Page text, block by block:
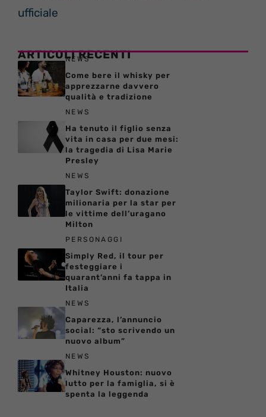
ufficiale
ARTICOLI RECENTI
NEWS
Come bere il whisky per
apprezzarne davvero
qualità e tradizione
NEWS
Ha tenuto il figlio senza
vita in casa per due mesi:
la tragedia di Lisa Marie
Presley
NEWS
Taylor Swift: donazione
milionaria per la star per
le vittime dell’uragano
Milton
PERSONAGGI
Simply Red, il tour per
festeggiare i
quarant’anni fa tappa in
Italia
NEWS
Caparezza, l’annuncio
social: “sto scrivendo un
nuovo album”
NEWS
Whitney Houston: nuovo
lutto per la famiglia, si è
spenta la leggenda